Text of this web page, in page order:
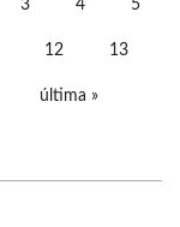
3 4 5
12 13
última »